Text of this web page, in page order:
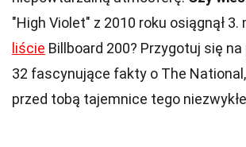
"High Violet" z 2010 roku osiągnął 3.
liście Billboard 200? Przygotuj się
32 fascynujące fakty o The
przed tobą tajemnice tego